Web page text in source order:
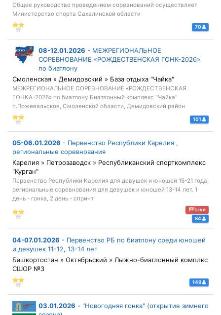
Общее руководство проведением соревнований осуществляет
Министерство спорта Сахалинской области
70
08-12.01.2026 - МЕЖРЕГИОНАЛЬНОЕ
СОРЕВНОВАНИЕ «РОЖДЕСТВЕНСКАЯ ГОНК-2026»
по биатлону
Смоленская » Демидовский » База отдыха "Чайка"
МЕЖРЕГИОНАЛЬНОЕ СОРЕВНОВАНИЕ «РОЖДЕСТВЕНСКАЯ
ГОНКА-2026» по биатлону Биатлонный комплекс "Чайка"
п.Пржевальское, Смоленской области, Демидовский район
101
05-06.01.2026 - Первенство Республики Карелия ,
региональные соревнования
Карелия » Петрозаводск » Республиканский спорткомплекс
"Курган"
Первенство Республики Карелия для девушек и юношей 15-21 года,
региональные соревнования для девушек и юношей 13-14 лет. 1
день - гонка, 2 день - спринт
Live
84
04-07.01.2026 - Первенство РБ по биатлону среди юношей
и девушек 11-12, 13-14 лет
Башкортостан » Октябрьский » Лыжно-биатлонный комплкс
СШОР №3
149
03.01.2026 - "Новогодняя гонка" (открытие зимнего